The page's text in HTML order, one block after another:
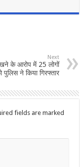
Next
के आरोप में 25 लोगों
पुलिस ने किया गिरफ्तार
fields are marked